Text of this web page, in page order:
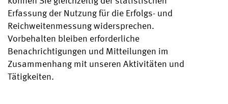
Erfassung der Nutzung für die Erfolgs- und
Reichweitenmessung widersprechen.
Vorbehalten bleiben erforderliche
Benachrichtigungen und Mitteilungen im
Zusammenhang mit unseren Aktivitäten und
Tätigkeiten.